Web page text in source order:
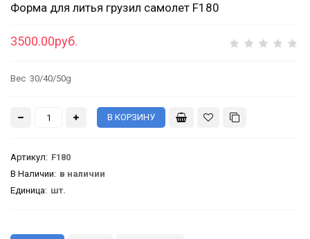
Форма для литья грузил самолет F180
3500.00руб.
Вес 30/40/50g
Артикул: F180
В Наличии: в наличии
Единица: шт.